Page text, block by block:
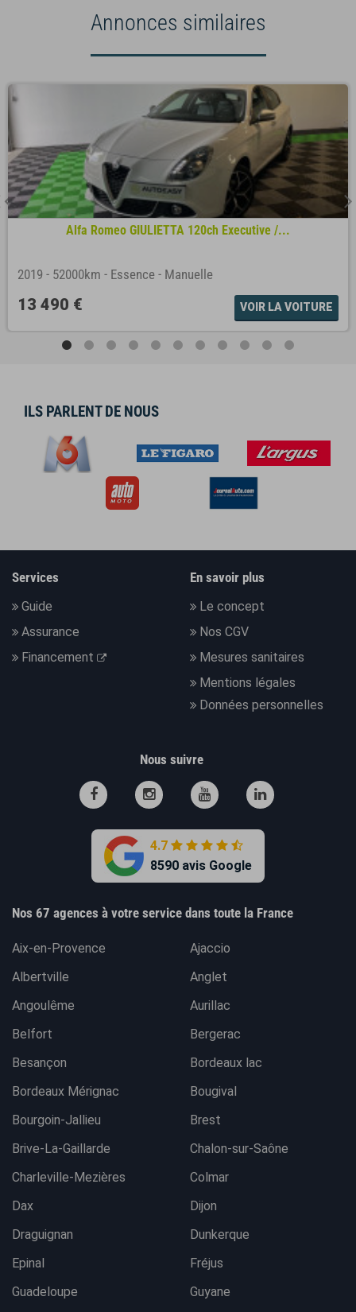
Annonces similaires
Alfa Romeo GIULIETTA 120ch Executive /...
2019 - 52000km - Essence - Manuelle
13 490 € VOIR LA VOITURE
ILS PARLENT DE NOUS
Services
Guide
Assurance
Financement
En savoir plus
Le concept
Nos CGV
Mesures sanitaires
Mentions légales
Données personnelles
Nous suivre
4.7
8590 avis Google
Nos 67 agences à votre service dans toute la France
Aix-en-Provence
Ajaccio
Albertville
Anglet
Angoulême
Aurillac
Belfort
Bergerac
Besançon
Bordeaux lac
Bordeaux Mérignac
Bougival
Bourgoin-Jallieu
Brest
Brive-La-Gaillarde
Chalon-sur-Saône
Charleville-Mezières
Colmar
Dax
Dijon
Draguignan
Dunkerque
Epinal
Fréjus
Guadeloupe
Guyane